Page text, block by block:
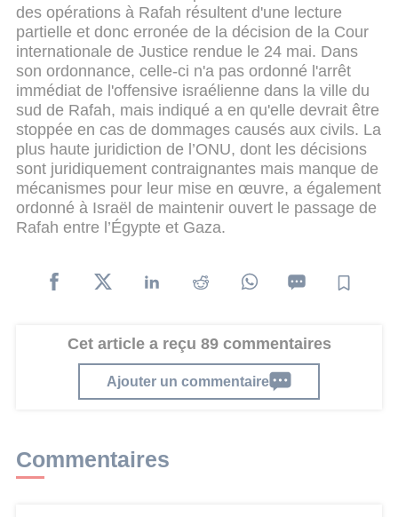
des opérations à Rafah résultent d'une lecture
partielle et donc erronée de la décision de la Cour
internationale de Justice rendue le 24 mai. Dans
son ordonnance, celle-ci n'a pas ordonné l'arrêt
immédiat de l'offensive israélienne dans la ville du
sud de Rafah, mais indiqué a en qu'elle devrait être
stoppée en cas de dommages causés aux civils. La
plus haute juridiction de l’ONU, dont les décisions
sont juridiquement contraignantes mais manque de
mécanismes pour leur mise en œuvre, a également
ordonné à Israël de maintenir ouvert le passage de
Rafah entre l’Égypte et Gaza.
Cet article a reçu 89 commentaires
Ajouter un commentaire
Commentaires